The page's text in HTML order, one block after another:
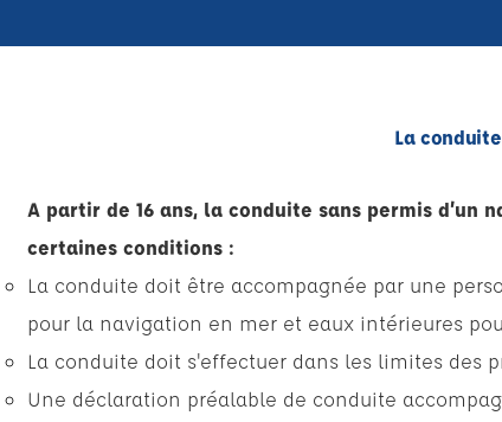
La
A partir de 16 ans, la conduite sans permis d’un
certaines conditions :
La conduite doit être accompagnée par une
pour la navigation en mer et eaux intérieures
La conduite doit s'effectuer dans les limites des
Une déclaration préalable de conduite